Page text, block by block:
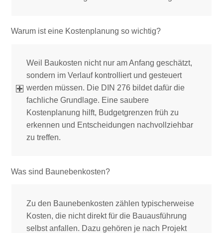
Warum ist eine Kostenplanung so wichtig?
Weil Baukosten nicht nur am Anfang geschätzt,
sondern im Verlauf kontrolliert und gesteuert
werden müssen. Die DIN 276 bildet dafür die
fachliche Grundlage. Eine saubere
Kostenplanung hilft, Budgetgrenzen früh zu
erkennen und Entscheidungen nachvollziehbar
zu treffen.
Was sind Baunebenkosten?
Zu den Baunebenkosten zählen typischerweise
Kosten, die nicht direkt für die Bauausführung
selbst anfallen. Dazu gehören je nach Projekt